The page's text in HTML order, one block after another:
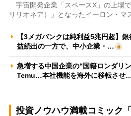
宇宙開発企業「スペースX」の上場
リリオネア）」となったイーロン・マ
【3メガバンクは純利益5兆円超】
益続出の一方で、中小企業・…
急増する中国企業の“国籍ロンダリ
Temu…本社機能を海外に移転させ
投資ノウハウ満載コミック